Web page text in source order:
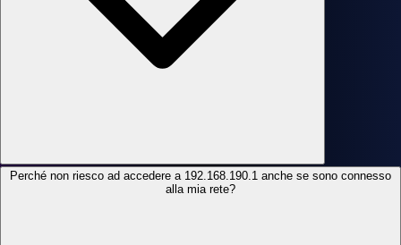
Perché non riesco ad accedere a 192.168.190.1 anche se sono connesso
alla mia rete?